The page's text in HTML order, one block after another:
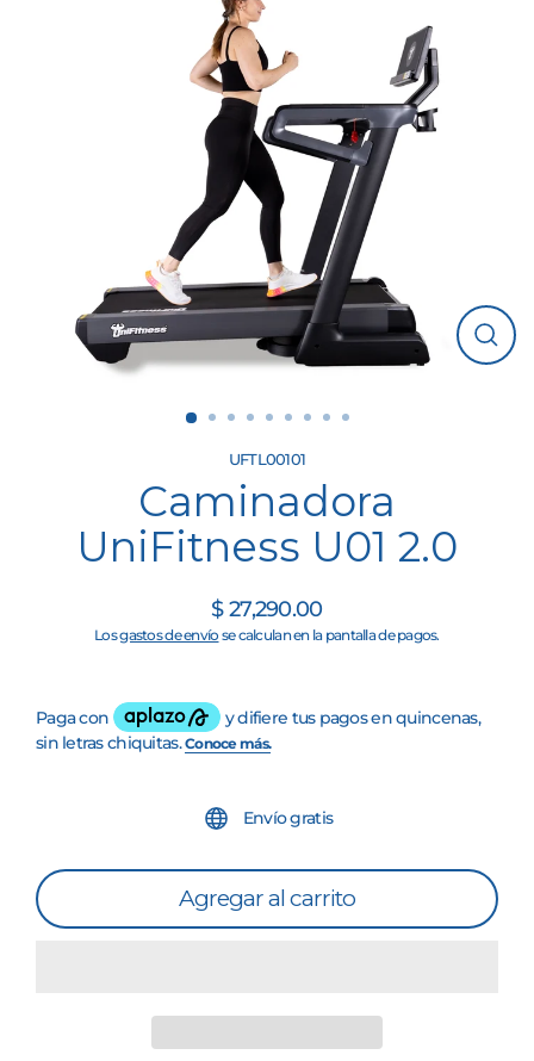
Cerrar
UFTL00101
Caminadora
UniFitness U01 2.0
Precio
habitual
$ 27,290.00
Losgastos de envío se calculan en la pantalla de pagos.
Envío gratis
Agregar al carrito